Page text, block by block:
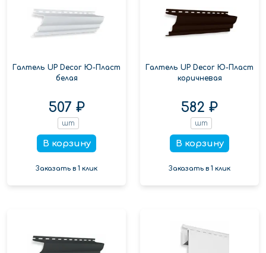
Галтель UP Decor Ю-Пласт
белая
507 ₽
шт
В корзину
Заказать в 1 клик
Галтель UP Decor Ю-Пласт
коричневая
582 ₽
шт
В корзину
Заказать в 1 клик